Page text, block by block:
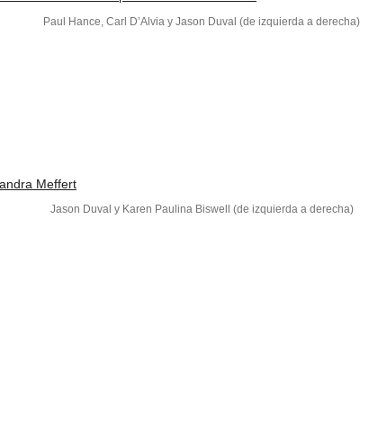
Paul Hance, Carl D’Alvia y Jason Duval (de izquierda a derecha)
Jason Duval y Karen Paulina Biswell (de izquierda a derecha)